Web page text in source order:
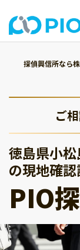
探偵興信所なら
ご
徳島県小
の現地確
PIO